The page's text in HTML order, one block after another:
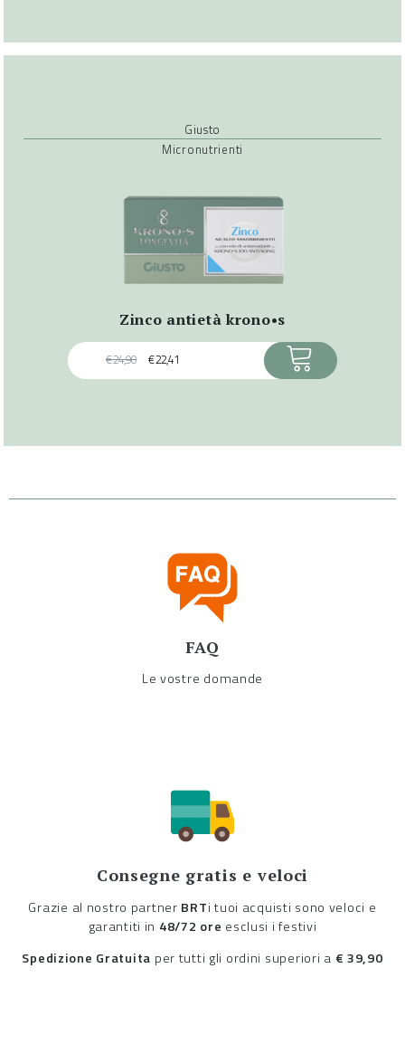
Giusto
Micronutrienti
zinco antietà krono•s
€24,90 €22,41 ACQUISTA
FAQ
Le vostre domande
Consegne gratis e veloci
Grazie al nostro partner BRTi tuoi acquisti sono veloci e
garantiti in 48/72 ore esclusi i festivi
Spedizione Gratuita per tutti gli ordini superiori a € 39,90